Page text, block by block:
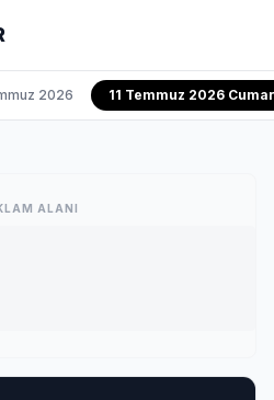
2026 11 Temmuz 2026
ALANI